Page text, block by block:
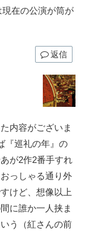
在の公演が筒が
返信
内容がございま
『巡礼の年』の
が2作2番手すれ
っしゃる通り外
けど、想像以上
に誰か一人挟ま
う（紅さんの前